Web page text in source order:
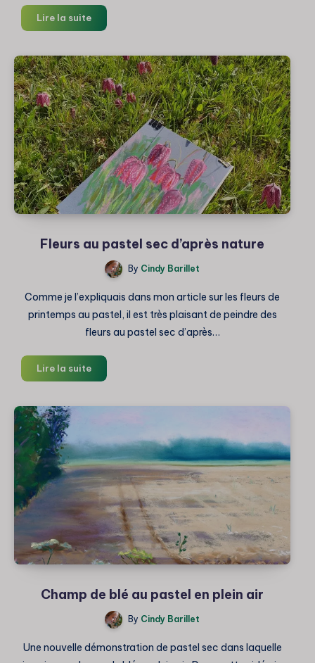
Lire la suiteChamp
de
au
pastel
sec
Fleurs au pastel sec d’après nature
By Cindy Barillet
Comme je l’expliquais dans mon article sur les fleurs de
printemps au pastel, il est très plaisant de peindre des
fleurs au pastel sec d’après…
Lire la suiteFleurs
au
nature
Champ de blé au pastel en plein air
By Cindy Barillet
Une nouvelle démonstration de pastel sec dans laquelle